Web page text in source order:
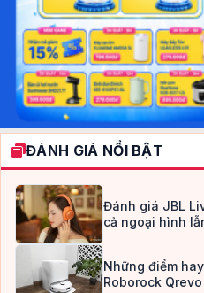
ĐÁNH GIÁ NỔI BẬT
Đánh giá JBL
cả ngoại hình
Những điểm
Roborock